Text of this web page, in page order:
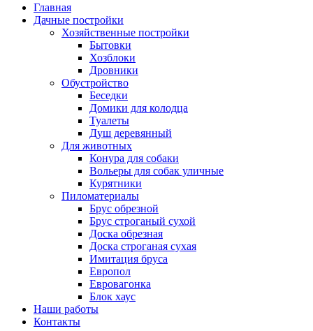
Главная
Дачные постройки
Хозяйственные постройки
Бытовки
Хозблоки
Дровники
Обустройство
Беседки
Домики для колодца
Туалеты
Душ деревянный
Для животных
Конура для собаки
Вольеры для собак уличные
Курятники
Пиломатериалы
Брус обрезной
Брус строганый сухой
Доска обрезная
Доска строганая сухая
Имитация бруса
Европол
Евровагонка
Блок хаус
Наши работы
Контакты